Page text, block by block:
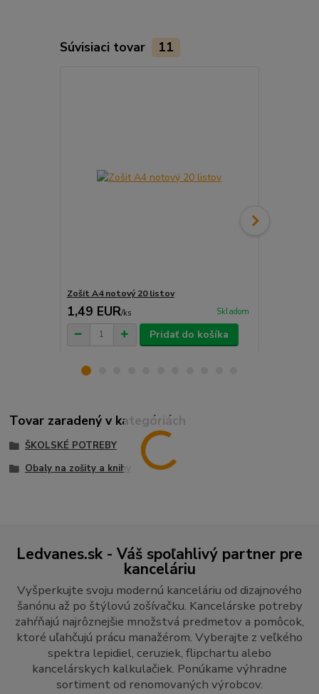
Súvisiaci tovar 11
Zošit A4 notový 20 listov
1,49 EUR/ks Skladom
Pridať do košíka
Tovar zaradený v kategóriách
ŠKOLSKÉ POTREBY
Obaly na zošity a knihy
Ledvanes.sk - Váš spoľahlivý partner pre
kanceláriu
Vyšperkujte svoju modernú kanceláriu od dizajnového
šanónu až po štýlovú zošívačku. Kancelárske potreby
zahŕňajú najrôznejšie množstvá predmetov a pomôcok,
ktoré uľahčujú prácu manažérom. Vyberajte z veľkého
spektra lepidiel, ceruziek, flipchartu alebo
kancelárskych kalkulačiek. Ponúkame výhradne
sortiment od renomovaných výrobcov.